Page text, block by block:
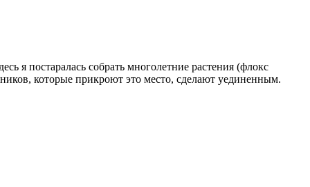
я постаралась собрать многолетние растения (флокс
которые прикроют это место, сделают уединенным.